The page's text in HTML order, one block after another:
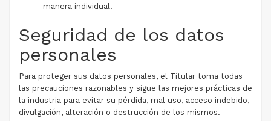
manera individual.
Seguridad de los datos
personales
Para proteger sus datos personales, el Titular toma todas
las precauciones razonables y sigue las mejores prácticas de
la industria para evitar su pérdida, mal uso, acceso indebido,
divulgación, alteración o destrucción de los mismos.